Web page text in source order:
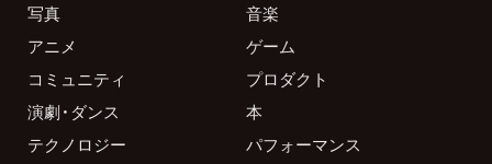
写真
音楽
アニメ
ゲーム
コミュニティ
プロダクト
演劇・ダンス
本
テクノロジー
パフォーマンス